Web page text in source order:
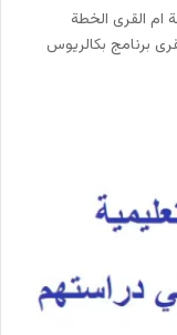
ام القرى الخطة
برنامج بكالريوس